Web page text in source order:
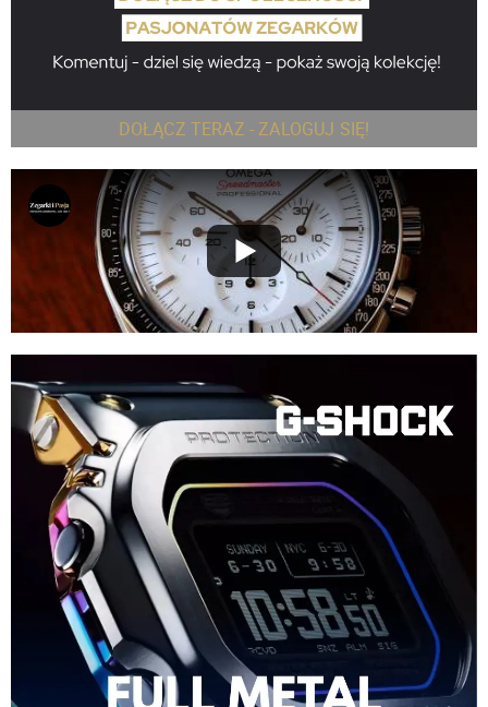
DOŁĄCZ TERAZ - ZALOGUJ SIĘ!